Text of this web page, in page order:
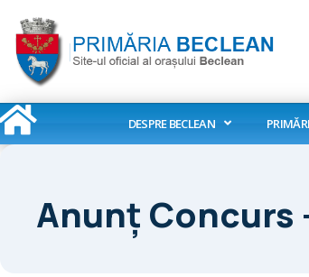
content
DESPRE BECLEAN
Anunț Concurs